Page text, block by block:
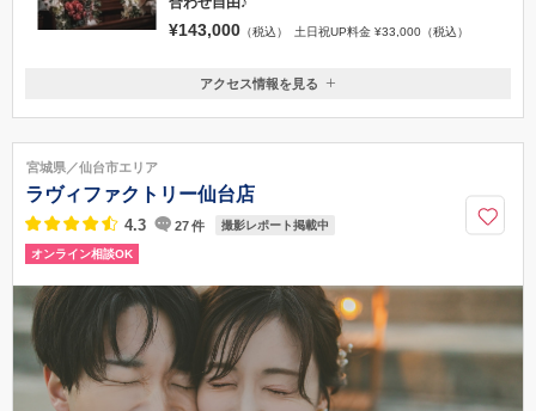
¥143,000 （税込） 土日祝UP料金 ¥33,000（税込）
宮城県仙台市青葉区中央4-6-1SS30 B1F
8分
050-1702-1360
アクセス情報を見る
宮城県／仙台市エリア
ラヴィファクトリー仙台店
4.3 27件 撮影レポート掲載中
オンライン相談OK